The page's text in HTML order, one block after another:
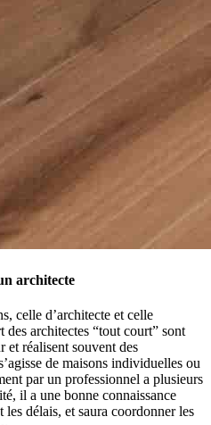
architecte
celle d’architecte et celle
des architectes “tout court” sont
et réalisent souvent des
de maisons individuelles ou
par un professionnel a plusieurs
il a une bonne connaissance
délais, et saura coordonner les